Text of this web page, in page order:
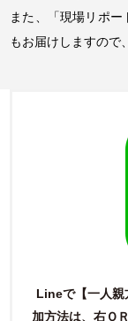
また、「現場リポ
もお届けしますので
Lineで【一人親
加方法は、右Ｑ